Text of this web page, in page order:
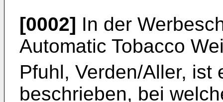
[0002] In der
Automatic Tobacco
Pfuhl, Verden/Aller, ist
beschrieben, bei